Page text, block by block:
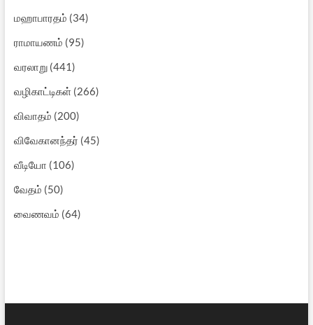
மஹாபாரதம் (34)
ராமாயணம் (95)
வரலாறு(441)
வழிகாட்டிகள்(266)
விவாதம் (200)
விவேகானந்தர் (45)
வீடியோ (106)
வேதம் (50)
வைணவம் (64)